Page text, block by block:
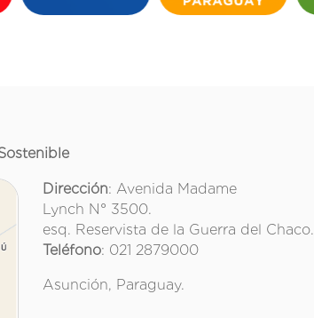
Dirección: Avenida Madame
Lynch N° 3500.
esq. Reservista de la Guerra del Chaco.
Teléfono: 021 2879000
Asunción, Paraguay.